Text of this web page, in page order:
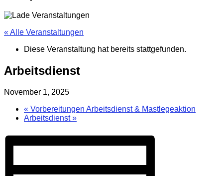
« Alle Veranstaltungen
Diese Veranstaltung hat bereits stattgefunden.
Arbeitsdienst
November 1, 2025
« Vorbereitungen Arbeitsdienst & Mastlegeaktion
Arbeitsdienst»